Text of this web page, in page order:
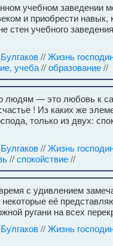
учебном заведении
и приобрести навык,
стен учебного
//Жизнь
учеба//образование//
людям — это любовь к
! Из каких же
только из двух:
//Жизнь
//спокойствие//
с удивлением
некоторые её
ругани на всех
//Жизнь